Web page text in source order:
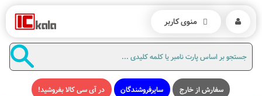
سفارش از خارج سایرفروشندگان در آی سی کالا بفروشید!
منوی کاربر